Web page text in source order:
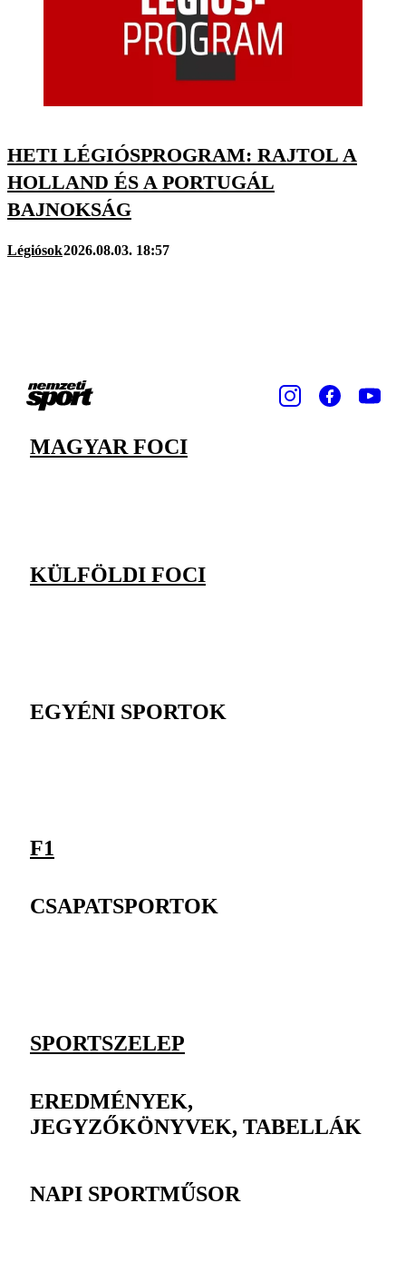
HETI LÉGIÓSPROGRAM: RAJTOL A
HOLLAND ÉS A PORTUGÁL
BAJNOKSÁG
Légiósok2026.08.03. 18:57
MAGYAR FOCI
KÜLFÖLDI FOCI
EGYÉNI SPORTOK
F1
CSAPATSPORTOK
SPORTSZELEP
EREDMÉNYEK,
JEGYZŐKÖNYVEK, TABELLÁK
NAPI SPORTMŰSOR